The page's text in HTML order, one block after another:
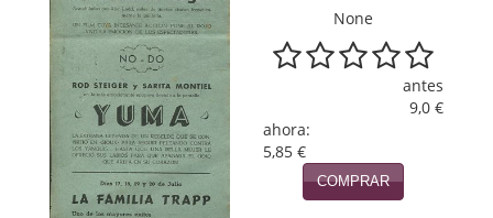
Varios
Viajes
Viajesç
None
antes
9,0 €
ahora:
5,85 €
COMPRAR